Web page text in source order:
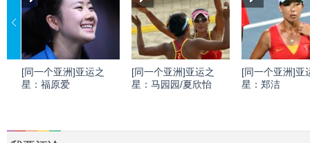
[同一个亚洲]亚运之
星：福原爱
[同一个亚洲]亚运之
星：马园园/夏欣怡
[同一个亚洲]亚
星：郑洁